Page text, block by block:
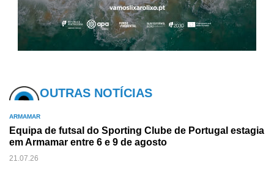
OUTRAS NOTÍCIAS
ARMAMAR
Equipa de futsal do Sporting Clube de Portugal estagia
em Armamar entre 6 e 9 de agosto
21.07.26